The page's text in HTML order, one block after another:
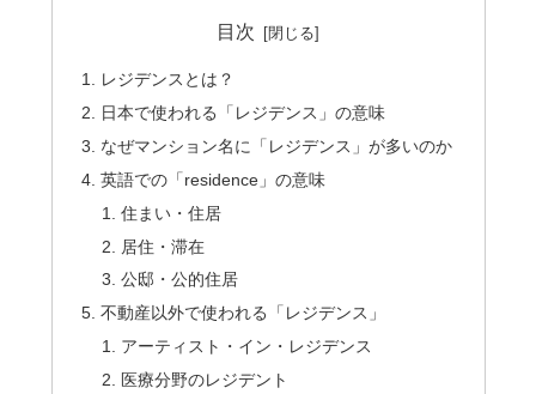
目次
レジデンスとは？
日本で使われる「レジデンス」の意味
なぜマンション名に「レジデンス」が多いのか
英語での「residence」の意味
住まい・住居
居住・滞在
公邸・公的住居
不動産以外で使われる「レジデンス」
アーティスト・イン・レジデンス
医療分野のレジデント